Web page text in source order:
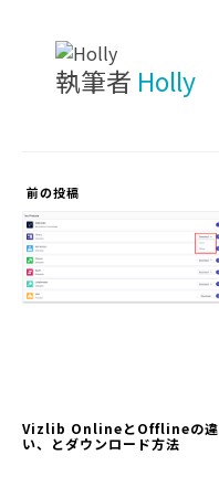
執筆者 Holly
前の投稿
Vizlib OnlineとOfflineの違
い、とダウンロード方法